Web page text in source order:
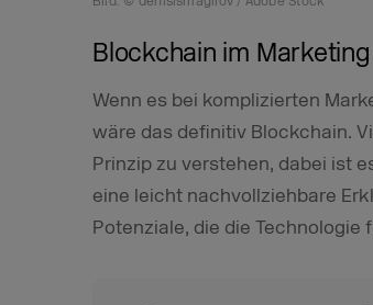
Blockchain im
Wenn es bei komplizierten
wäre das definitiv Blockchain.
Prinzip zu verstehen, dabei ist
eine leicht nachvollziehbare
Potenziale, die die Technologie